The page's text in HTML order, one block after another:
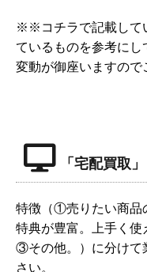
※※コチラで記載して
ているものを参考にし
変動が御座いますので
「宅配買取
特徴（①売りたい商品
特典が豊富。上手く使
③その他。）に分けて
さい。